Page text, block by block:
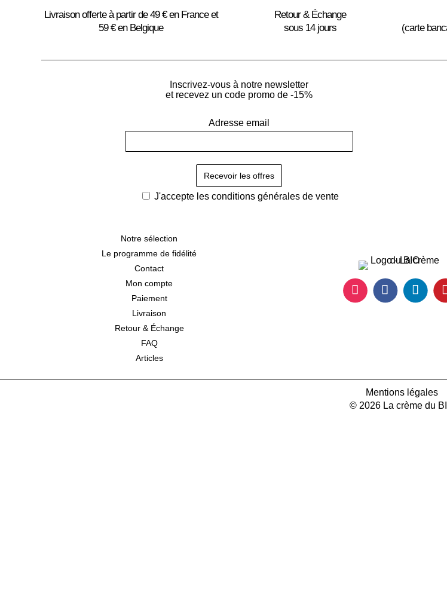
-
Naturado
en
Provence
Livraison offerte à partir de 49 € en France et
59 € en Belgique
Retour & Échange
sous 14 jours
(carte
Inscrivez-vous à notre newsletter
et recevez un code promo de -15%
Adresse email
J'accepte les conditions générales de vente
Notre sélection
Le programme de fidélité
Contact
Mon compte
Paiement
Livraison
Retour & Échange
FAQ
Articles
Mentions légales
© 2026 La crème du